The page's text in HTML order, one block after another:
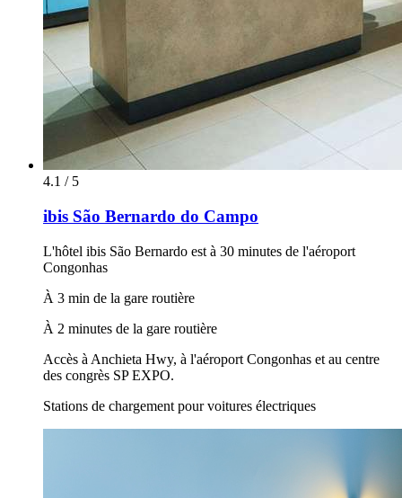
4.1 / 5
ibis São Bernardo do Campo
L'hôtel ibis São Bernardo est à 30 minutes de l'aéroport
Congonhas
À 3 min de la gare routière
À 2 minutes de la gare routière
Accès à Anchieta Hwy, à l'aéroport Congonhas et au centre
des congrès SP EXPO.
Stations de chargement pour voitures électriques